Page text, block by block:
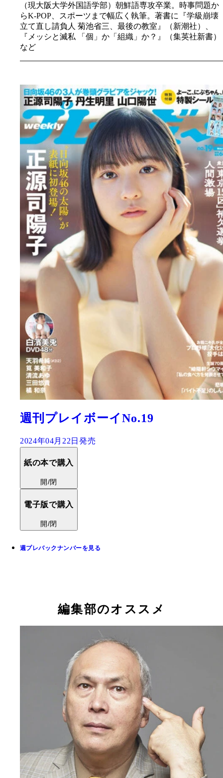
（現大阪大学外国語学部）朝鮮語専攻卒業。時事問題か
らK-POP、スポーツまで幅広く執筆。著書に『学級崩壊
立て直し請負人 菊池省三、最後の教室』（新潮社）、
『メッシと滅私 「個」か「組織」か？』（集英社新書）
など
週刊プレイボーイNo.19
2024年04月22日発売
紙の本で購入
開/閉
電子版で購入
開/閉
週プレバックナンバーを見る
編集部のオススメ